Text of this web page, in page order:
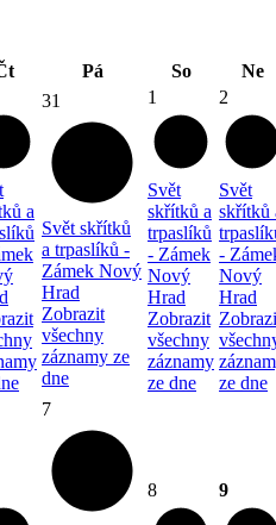
Pá So
Ne
a
31
Svět skřítků
a trpaslíků -
Zámek Nový
Hrad
Zobrazit
všechny
záznamy ze
dne
1
Svět
skřítků a
trpaslíků
- Zámek
Nový
Hrad
Zobrazit
všechny
záznamy
ze dne
2
Svět
skřítků
-
Nový
Hrad
ze dne
7
8 9